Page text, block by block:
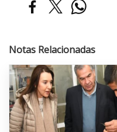
Notas Relacionadas